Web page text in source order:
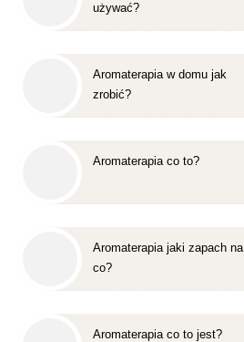
używać?
Aromaterapia w domu jak
zrobić?
Aromaterapia co to?
Aromaterapia jaki zapach na
co?
Aromaterapia co to jest?